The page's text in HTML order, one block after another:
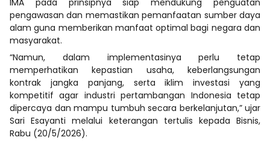
pengawasan dan memastikan pemanfaatan sumber daya
alam guna memberikan manfaat optimal bagi negara dan
masyarakat.
“Namun, dalam implementasinya perlu tetap
memperhatikan kepastian usaha, keberlangsungan
kontrak jangka panjang, serta iklim investasi yang
kompetitif agar industri pertambangan Indonesia tetap
dipercaya dan mampu tumbuh secara berkelanjutan,” ujar
Sari Esayanti melalui keterangan tertulis kepada Bisnis,
Rabu (20/5/2026).